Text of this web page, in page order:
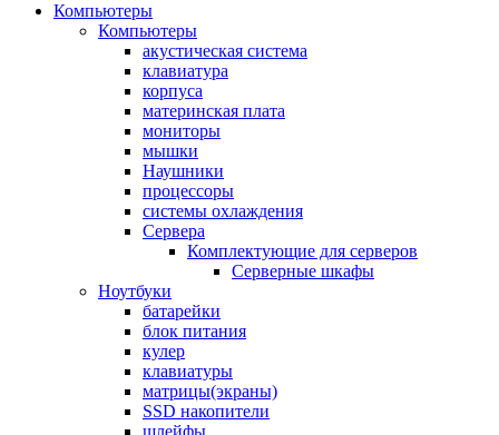
Компьютеры
Компьютеры
акустическая система
клавиатура
корпуса
материнская плата
мониторы
мышки
Наушники
процессоры
системы охлаждения
Сервера
Комплектующие для серверов
Серверные шкафы
Ноутбуки
батарейки
блок питания
кулер
клавиатуры
матрицы(экраны)
SSD накопители
шлейфы